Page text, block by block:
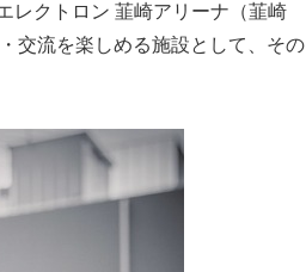
レクトロン 韮崎アリーナ（韮崎
交流を楽しめる施設として、その